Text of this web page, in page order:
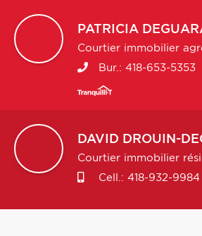
PATRICIA
Courtier immobilier
Bur.: 418-653-5353
DAVID DROUIN-
Courtier immobilier
Cell.: 418-932-9984